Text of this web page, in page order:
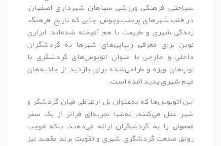
سیاحتی، فرهنگی ورزشی سپاهان شهرداری اصفهان،
در قلب شهرهای پرجنب‌وجوش، جایی که تاریخ، فرهنگ،
زندگی شهری و طبیعت با هم آمیخته شده‌اند، ابزاری
نوین برای معرفی زیبایی‌های شهرها به گردشگران
داخلی و خارجی با عنوان اتوبوس‌های گردشگری با
لوپ‌های ویژه و طراحی‌شده برای بازدید از جاذبه‌های
مهم شهری پدید آمده است.
این اتوبوس‌ها که به‌عنوان پل ارتباطی میان گردشگر و
شهر عمل می‌کنند، نه‌تنها تجربه‌ای فراتر از یک سفر
معمولی را به گردشگران ارائه می‌دهند، بلکه موجب
رونق صنعت گردشگری شهری و تقویت برند مقصد نیز